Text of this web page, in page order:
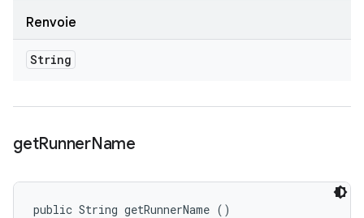
Renvoie
String
getRunnerName
public String getRunnerName ()